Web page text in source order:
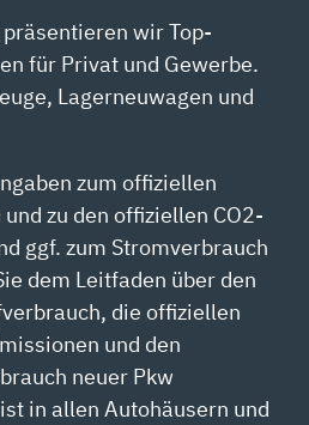
wir Top-
für Privat und Gewerbe.
Lagerneuwagen und
zum offiziellen
zu den offiziellen CO2-
ggf. zum Stromverbrauch
dem Leitfaden über den
die offiziellen
und den
neuer Pkw
in allen Autohäusern und